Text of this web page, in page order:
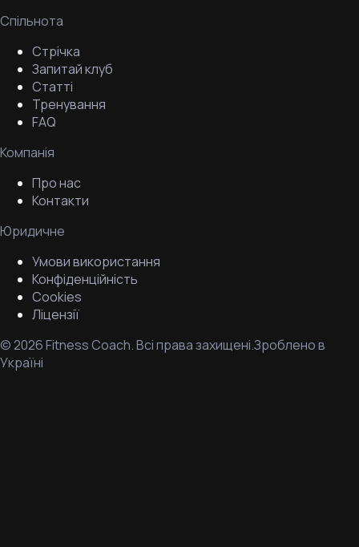
Спільнота
Стрічка
Запитай клуб
Статті
Тренування
FAQ
Компанія
Про нас
Контакти
Юридичне
Умови використання
Конфіденційність
Cookies
Ліцензії
©2026Fitness Coach.Всі права захищені.Зроблено в
Україні